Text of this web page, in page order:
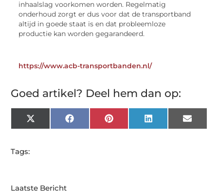
inhaalslag voorkomen worden. Regelmatig
onderhoud zorgt er dus voor dat de transportband
altijd in goede staat is en dat probleemloze
productie kan worden gegarandeerd.
https://www.acb-transportbanden.nl/
Goed artikel? Deel hem dan op:
X
(Twitter)
FacebookPinterest LinkedIn Email
Tags:
Laatste Bericht